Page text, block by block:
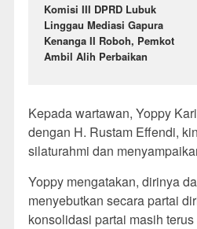
Komisi III DPRD Lubuk
Linggau Mediasi Gapura
Kenanga II Roboh, Pemkot
Ambil Alih Perbaikan
Kepada wartawan, Yoppy
dengan H. Rustam Effendi,
silaturahmi dan
Yoppy mengatakan, dirinya
menyebutkan secara partai
konsolidasi partai masih